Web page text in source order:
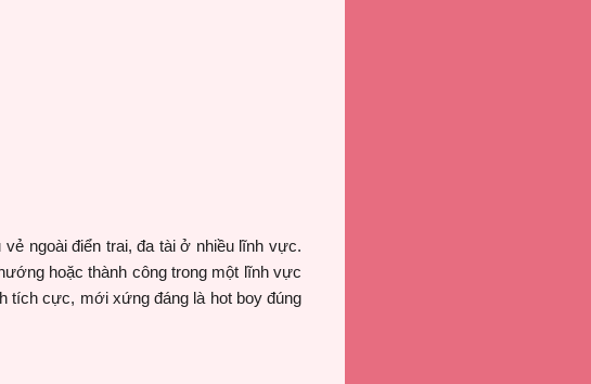
ngoài điển trai, đa tài ở nhiều lĩnh vực.
hoặc thành công trong một lĩnh vực
tích cực, mới xứng đáng là hot boy đúng